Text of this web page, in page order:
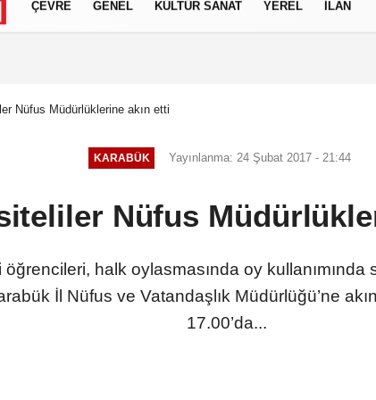
Gizlilik İlkeleri
ÇEVRE GENEL KÜLTÜR SANAT YEREL İLAN
Nüfus Müdürlüklerine akın etti
KARABÜK Yayınlanma: 24 Şubat 2017 - 21:44
Nüfus
halk oylasmasında oy kullanımında
İl Nüfus ve Vatandaşlık Müdürlüğü’ne
17.00’da...